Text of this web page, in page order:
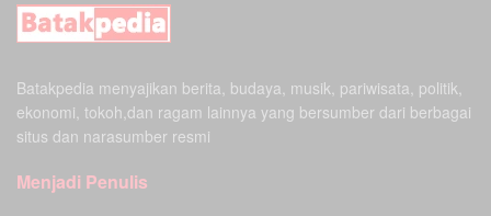
Batakpedia menyajikan berita, budaya, musik, pariwisata, politik,
ekonomi, tokoh,dan ragam lainnya yang bersumber dari berbagai
situs dan narasumber resmi
Menjadi Penulis